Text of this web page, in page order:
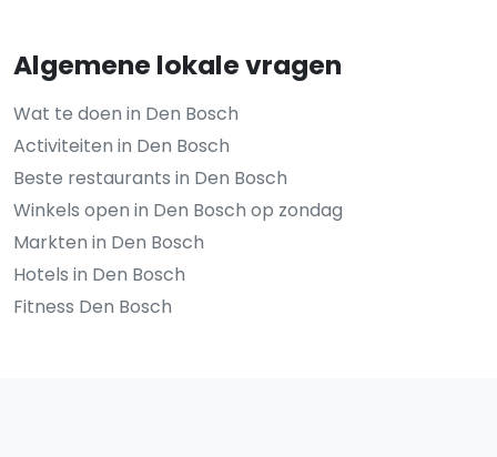
Algemene lokale vragen
Wat te doen in Den Bosch
Activiteiten in Den Bosch
Beste restaurants in Den Bosch
Winkels open in Den Bosch op zondag
Markten in Den Bosch
Hotels in Den Bosch
Fitness Den Bosch